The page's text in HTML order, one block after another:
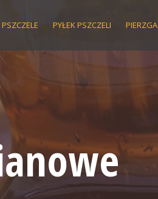
PYŁEK PSZCZELI PIERZGA